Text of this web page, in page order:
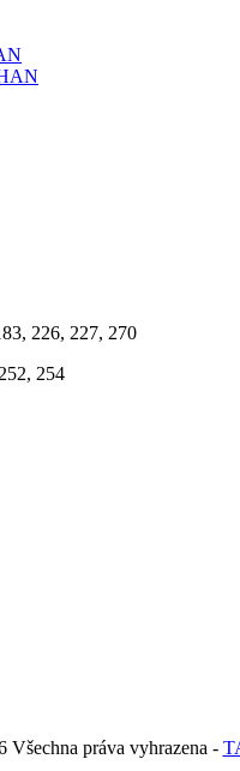
226, 227, 270
254
Všechna práva vyhrazena -